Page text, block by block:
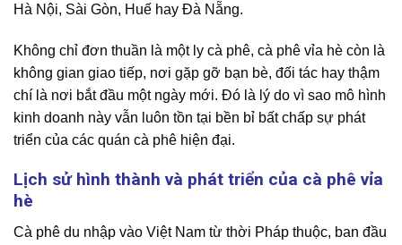
Hà Nội, Sài Gòn, Huế hay Đà Nẵng.
Không chỉ đơn thuần là một ly cà phê, cà phê vỉa hè còn là
không gian giao tiếp, nơi gặp gỡ bạn bè, đối tác hay thậm
chí là nơi bắt đầu một ngày mới. Đó là lý do vì sao mô hình
kinh doanh này vẫn luôn tồn tại bền bỉ bất chấp sự phát
triển của các quán cà phê hiện đại.
Lịch sử hình thành và phát triển của cà phê vỉa
hè
Cà phê du nhập vào Việt Nam từ thời Pháp thuộc, ban đầu